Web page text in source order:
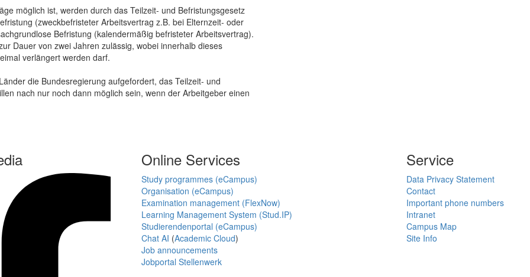
möglich ist, werden durch das Teilzeit- und Befristungsgesetz
(zweckbefristeter Arbeitsvertrag z.B. bei Elternzeit- oder
Befristung (kalendermäßig befristeter Arbeitsvertrag).
Dauer von zwei Jahren zulässig, wobei innerhalb dieses
verlängert werden darf.
die Bundesregierung aufgefordert, das Teilzeit- und
nach nur noch dann möglich sein, wenn der Arbeitgeber einen
Online Services
Study programmes (eCampus)
Organisation (eCampus)
Examination management (FlexNow)
Learning Management System (Stud.IP)
Studierendenportal (eCampus)
Chat AI (Academic Cloud)
Job announcements
Jobportal Stellenwerk
Service
Data Privacy Statement
Contact
Important phone numbers
Intranet
Campus Map
Site Info